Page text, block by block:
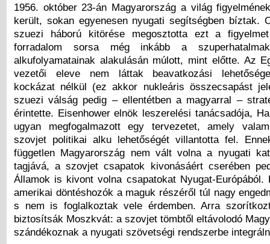
1956. október 23-án Magyarország a világ
került, sokan egyenesen nyugati segítségben bíztak.
szuezi háború kitörése megosztotta ezt a
forradalom sorsa még inkább a
alkufolyamatainak alakulásán múlott, mint előtte. Az
vezetői eleve nem láttak beavatkozási
kockázat nélkül (ez akkor nukleáris összecsapást
szuezi válság pedig – ellentétben a magyarral –
érintette. Eisenhower elnök leszerelési tanácsadója,
ugyan megfogalmazott egy tervezetet, amely
szovjet politikai alku lehetőségét villantotta fel.
független Magyarország nem vált volna a nyugati
tagjává, a szovjet csapatok kivonásáért cserében
Államok is kivont volna csapatokat Nyugat-Európából.
amerikai döntéshozók a maguk részéről túl nagy
s nem is foglalkoztak vele érdemben. Arra
biztosítsák Moszkvát: a szovjet tömbtől eltávolodó
szándékoznak a nyugati szövetségi rendszerbe